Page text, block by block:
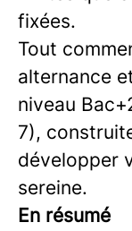
fixées.
Tout
alternance
niveau
7),
développer
sereine.
En résumé